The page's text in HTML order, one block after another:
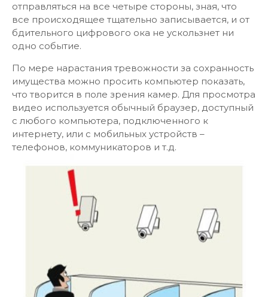
отправляться на все четыре стороны, зная, что
все происходящее тщательно записывается, и от
бдительного цифрового ока не ускользнет ни
одно событие.
По мере нарастания тревожности за сохранность
имущества можно просить компьютер показать,
что творится в поле зрения камер. Для просмотра
видео используется обычный браузер, доступный
с любого компьютера, подключенного к
интернету, или с мобильных устройств –
телефонов, коммуникаторов и т.д.